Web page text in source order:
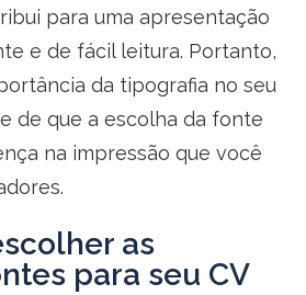
para uma apresentação
e de fácil leitura. Portanto,
da tipografia no seu
de que a escolha da fonte
na impressão que você
as
para seu CV